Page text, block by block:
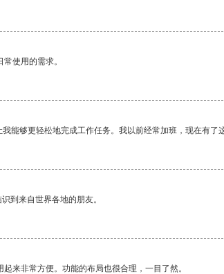
使用的需求。
能够更轻松地完成工作任务。我以前经常加班，现在有了
到来自世界各地的朋友。
来非常方便。功能的布局也很合理，一目了然。